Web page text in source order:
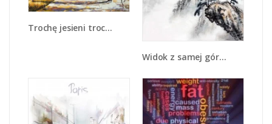
Trochę jesieni trochę zimy - GR292
Widok z samej góry - GR075